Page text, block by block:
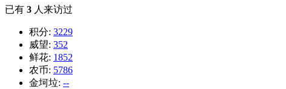
已有 3 人来访过
积分: 3229
威望: 352
鲜花: 1852
农币: 5786
金坷垃: --